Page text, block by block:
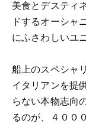
美食とデスティ
ドするオーシャ
にふさわしいユ
船上のスペシャ
イタリアンを提
らない本物志向
るのが、４００